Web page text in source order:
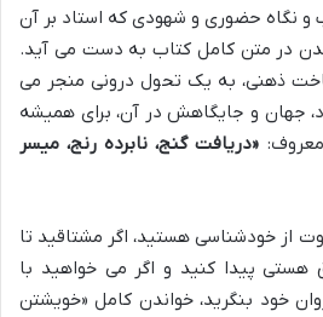
نگاه حضوری و شهودی که استاد بر آن
در متن کامل کتاب به دست می آید.
ذهنی، به یک تحول درونی منجر می
جهان و جایگاهش در آن، برای همیشه
«دریافت گنج، نابرده رنج، میسر
از خودشناسی هستید، اگر مشتاقید تا
پیدا کنید و اگر می خواهید با
خود بنگرید، خواندن کامل «خویشتن